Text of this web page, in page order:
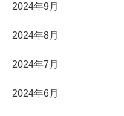
2024年9月
2024年8月
2024年7月
2024年6月